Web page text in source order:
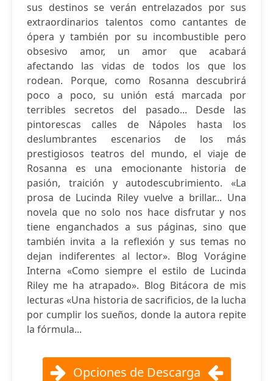
sus destinos se verán entrelazados por sus
extraordinarios talentos como cantantes de
ópera y también por su incombustible pero
obsesivo amor, un amor que acabará
afectando las vidas de todos los que los
rodean. Porque, como Rosanna descubrirá
poco a poco, su unión está marcada por
terribles secretos del pasado... Desde las
pintorescas calles de Nápoles hasta los
deslumbrantes escenarios de los más
prestigiosos teatros del mundo, el viaje de
Rosanna es una emocionante historia de
pasión, traición y autodescubrimiento. «La
prosa de Lucinda Riley vuelve a brillar... Una
novela que no solo nos hace disfrutar y nos
tiene enganchados a sus páginas, sino que
también invita a la reflexión y sus temas no
dejan indiferentes al lector». Blog Vorágine
Interna «Como siempre el estilo de Lucinda
Riley me ha atrapado». Blog Bitácora de mis
lecturas «Una historia de sacrificios, de la lucha
por cumplir los sueños, donde la autora repite
la fórmula...
Opciones de Descarga